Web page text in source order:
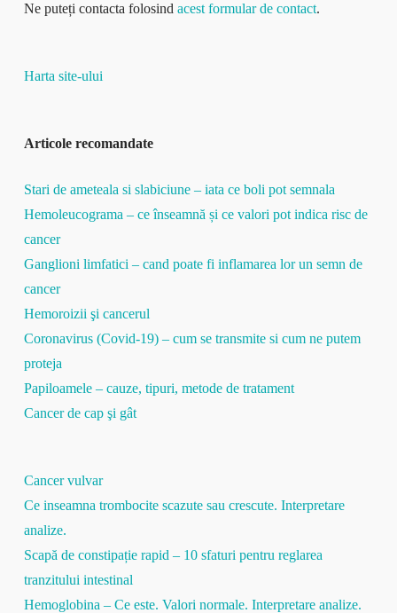
Ne puteți contacta folosind acest formular de contact.
Harta site-ului
Articole recomandate
Stari de ameteala si slabiciune – iata ce boli pot semnala
Hemoleucograma – ce înseamnă și ce valori pot indica risc de
cancer
Ganglioni limfatici – cand poate fi inflamarea lor un semn de
cancer
Hemoroizii şi cancerul
Coronavirus (Covid-19) – cum se transmite si cum ne putem
proteja
Papiloamele – cauze, tipuri, metode de tratament
Cancer de cap şi gât
Cancer vulvar
Ce inseamna trombocite scazute sau crescute. Interpretare
analize.
Scapă de constipație rapid – 10 sfaturi pentru reglarea
tranzitului intestinal
Hemoglobina – Ce este. Valori normale. Interpretare analize.